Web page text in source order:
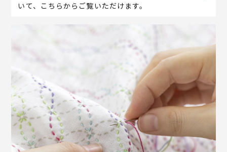
いて、こちらからご覧いただけます。